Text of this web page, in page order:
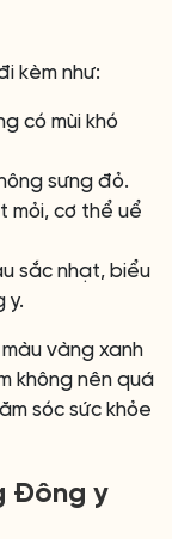
kèm như:
có mùi khó
sưng đỏ.
mỏi, cơ thể uể
sắc nhạt, biểu
y.
vàng xanh
không nên quá
sóc sức khỏe
Đông y